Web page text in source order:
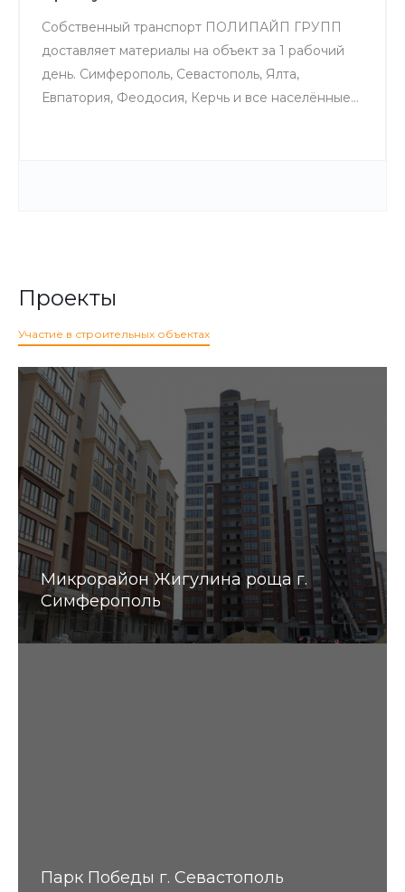
Собственный транспорт ПОЛИПАЙП ГРУПП
доставляет материалы на объект за 1 рабочий
день. Симферополь, Севастополь, Ялта,
Евпатория, Феодосия, Керчь и все населённые
Проекты
Участие в строительных объектах
Микрорайон Жигулина роща г.
Симферополь
Парк Победы г. Севастополь